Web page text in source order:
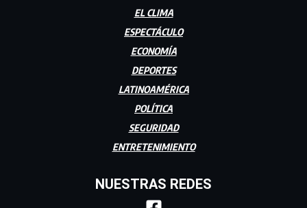
EL CLIMA
ESPECTÁCULO
ECONOMÍA
DEPORTES
LATINOAMÉRICA
POLÍTICA
SEGURIDAD
ENTRETENIMIENTO
NUESTRAS REDES